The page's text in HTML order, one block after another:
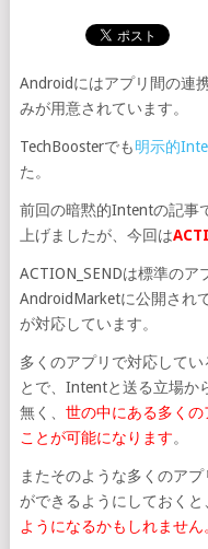
Androidにはアプリ間の連
みが用意されています。
TechBoosterでも明示的
た。
前回の暗黙的Intentの記事
上げましたが、今回は
ACTION_SENDは標準のア
AndroidMarketに公開され
が対応しています。
多くのアプリで対応して
とで、Intentと送る立場か
無く、 世の中にある多く
ことが可能になります。
またそのような多くのア
ができるようにしておくと
ようになるかもしれません